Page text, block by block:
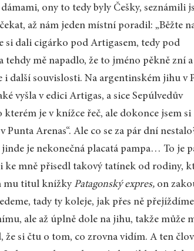
ony to tedy byly Češky, seznámili
až nám jeden místní poradil: „Běžte
si dali cigárko pod Artigasem, tedy pod
mě napadlo, že to jméno pěkně zní a
i další souvislosti. Na argentinském jihu v
vyšla v edici Artigas, a sice Sepúlvedův
je v knížce řeč, ale dokonce jsem si
Arenas“. Ale co se za pár dní
je nekonečná placatá pampa… To je
ke mně přisedl takový tatínek od rodiny,
mu titul knížky Patagonský expres, on
tady ty koleje, jak přes ně
ale až úplně dole na jihu, takže může
si čtu o tom, co zrovna vidím. A ten